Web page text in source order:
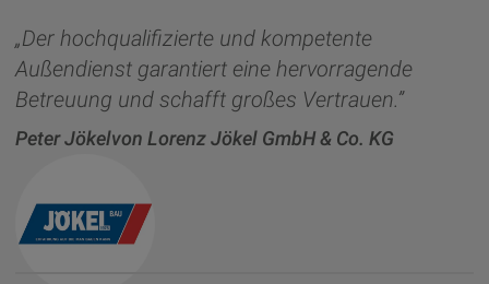
Der hochqualifizierte und kompetente
Außendienst garantiert eine hervorragende
Betreuung und schafft großes Vertrauen.
Peter Jökelvon Lorenz Jökel GmbH & Co. KG